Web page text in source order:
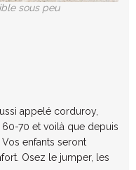
sous peu
appelé corduroy,
70 et voilà que depuis
enfants seront
Osez le jumper, les